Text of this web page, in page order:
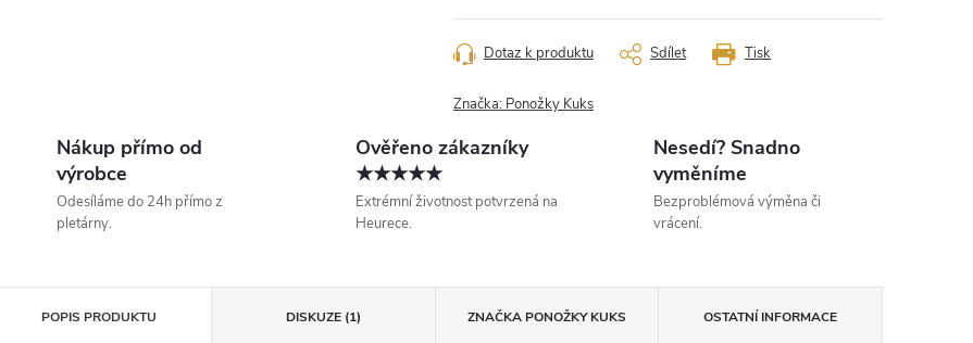
Tisk
Dotaz k produktu Sdílet
Značka: Ponožky Kuks
Nákup přímo od
výrobce
Odesíláme do 24h přímo z
pletárny.
Ověřeno zákazníky
★★★★★
Extrémní životnost potvrzená na
Heurece.
Nesedí? Snadno
vyměníme
Bezproblémová výměna či
vrácení.
POPIS PRODUKTU DISKUZE (1) ZNAČKAPONOŽKY KUKS OSTATNÍ INFORMACE